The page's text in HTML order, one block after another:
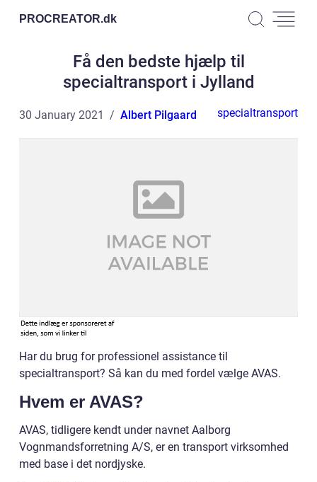
PROCREATOR.dk
Få den bedste hjælp til
specialtransport i Jylland
30 January 2021 Albert Pilgaard specialtransport
Har du brug for professionel assistance til
specialtransport? Så kan du med fordel vælge AVAS.
Hvem er AVAS?
AVAS, tidligere kendt under navnet Aalborg
Vognmandsforretning A/S, er en transport virksomhed
med base i det nordjyske.